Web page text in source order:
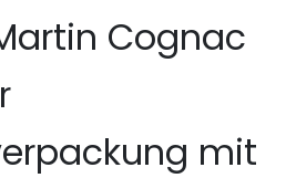
Cognac
mit